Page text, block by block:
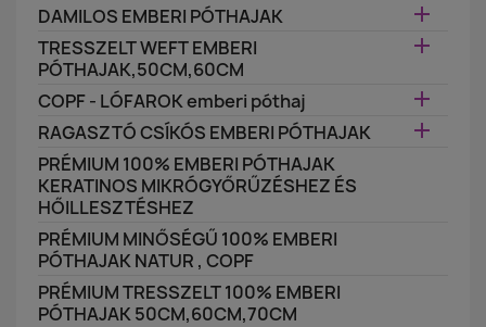
DAMILOS EMBERI PÓTHAJAK 
TRESSZELT WEFT EMBERI
PÓTHAJAK,50CM,60CM

COPF - LÓFAROK emberi póthaj 
RAGASZTÓ CSÍKÓS EMBERI PÓTHAJAK 
PRÉMIUM 100% EMBERI PÓTHAJAK
KERATINOS MIKRÓGYŐRŰZÉSHEZ ÉS
HŐILLESZTÉSHEZ
PRÉMIUM MINŐSÉGŰ 100% EMBERI
PÓTHAJAK NATUR , COPF
PRÉMIUM TRESSZELT 100% EMBERI
PÓTHAJAK 50CM,60CM,70CM